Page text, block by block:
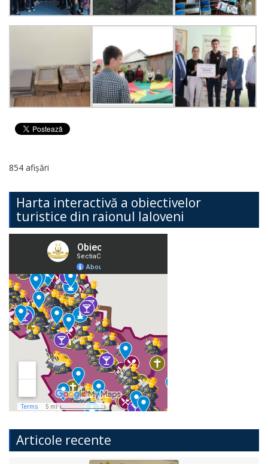
854 afișări
Harta interactivă a obiectivelor
turistice din raionul Ialoveni
Articole recente